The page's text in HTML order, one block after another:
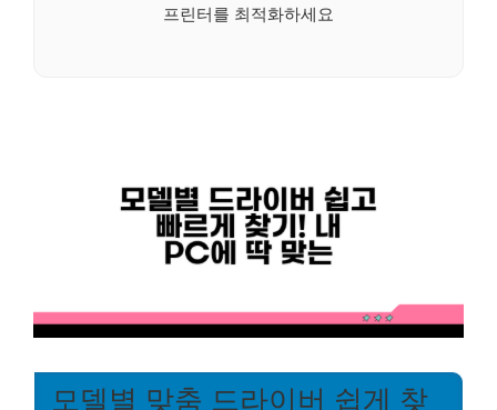
프린터를 최적화하세요
모델별 맞춤 드라이버 쉽게 찾